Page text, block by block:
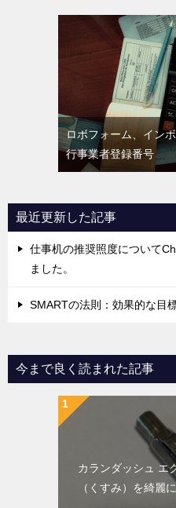
ロボフォーム、イン
行事業者登録番号
最近更新した記事
仕事机の推奨照度について
ました。
SMARTの法則：効果的な目
今まで良く読まれた記事
カランダッシュ エ
（くすみ）を綺麗